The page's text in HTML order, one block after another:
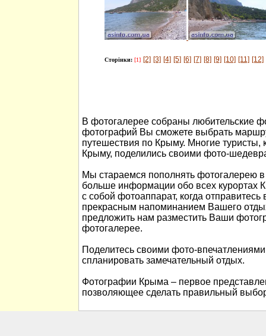
Сторінки: [1] [2] [3] [4] [5] [6] [7] [8] [9] [10] [11] [12]
В фотогалерее собраны любительские
фотографий Вы сможете выбрать
путешествия по Крыму. Многие туристы,
Крыму, поделились своими фото-
Мы стараемся пополнять фотогалерею
больше информации обо всех курортах
с собой фотоаппарат, когда
прекрасным напоминанием Вашего
предложить нам разместить Ваши
фотогалерее.
Поделитесь своими фото-
спланировать замечательный отдых.
Фотографии Крыма – первое
позволяющее сделать правильный